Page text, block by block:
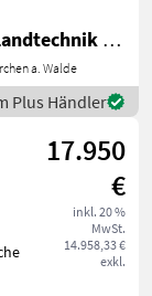
Strasser Landtechnik GmbH
a. Walde
Plus Händler
17.950
€
inkl. 20 %
MwSt.
14.958,33 €
exkl.